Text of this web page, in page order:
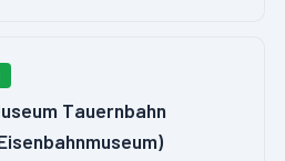
Tauernbahn